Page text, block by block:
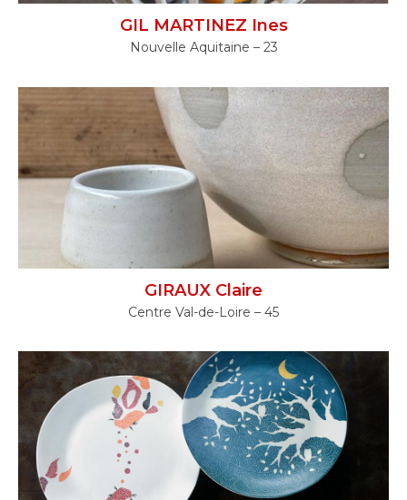
GIL MARTINEZ Ines
Nouvelle Aquitaine – 23
GIRAUX Claire
Centre Val-de-Loire – 45